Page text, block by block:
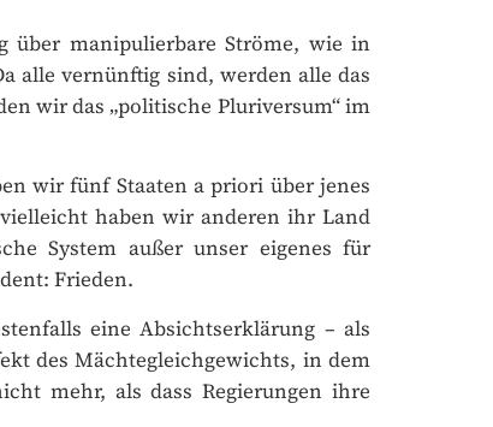
manipulierbare Ströme, wie in
vernünftig sind, werden alle das
wir das „politische Pluriversum“ im
wir fünf Staaten a priori über jenes
haben wir anderen ihr Land
System außer unser eigenes für
Frieden.
eine Absichtserklärung – als
des Mächtegleichgewichts, in dem
mehr, als dass Regierungen ihre